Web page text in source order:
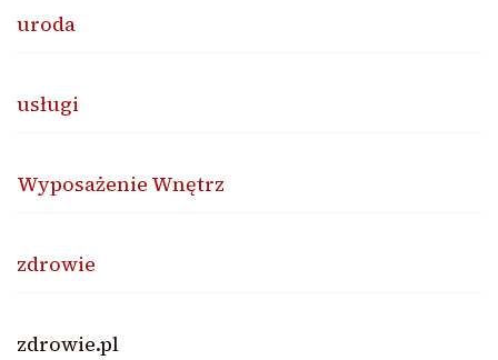
uroda
usługi
Wyposażenie Wnętrz
zdrowie
zdrowie.pl